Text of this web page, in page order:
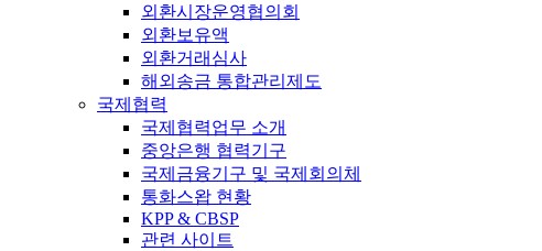
외환시장운영협의회
외환보유액
외환거래심사
해외송금 통합관리제도
국제협력
국제협력업무 소개
중앙은행 협력기구
국제금융기구 및 국제회의체
통화스왑 현황
KPP & CBSP
관련 사이트